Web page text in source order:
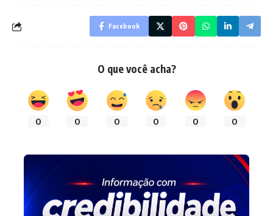
Facebook
O que você acha?
0 0 0 0 0 0